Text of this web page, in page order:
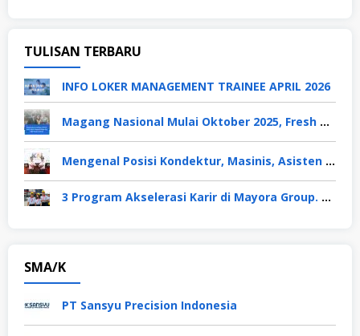
TULISAN TERBARU
INFO LOKER MANAGEMENT TRAINEE APRIL 2026
Magang Nasional Mulai Oktober 2025, Fresh Graduate Dapat Gaji UMP Selama 6 Bulan
Mengenal Posisi Kondektur, Masinis, Asisten PPKA, Pemeliharaan Sarana dan Prasarana, Polsuska (Polisi Khusus Kereta Api), di PT KAI
3 Program Akselerasi Karir di Mayora Group. Apa Saja? Berikut Penjelasannya
SMA/K
PT Sansyu Precision Indonesia